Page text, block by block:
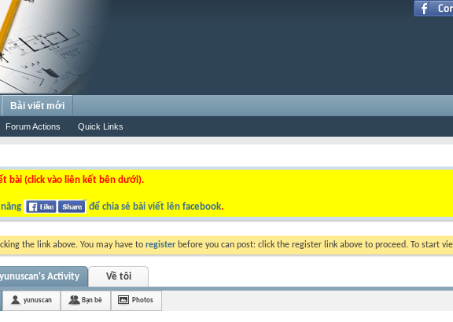
Forum Actions Quick Links
Bài viết mới
bài (click vào liên kết bên dưới).
để chia sẻ bài viết lên facebook.
the link above. You may have to register before you can post: click the register link above to proceed. To start
yunuscan's Activity Về tôi
yunuscan Bạn bè Photos